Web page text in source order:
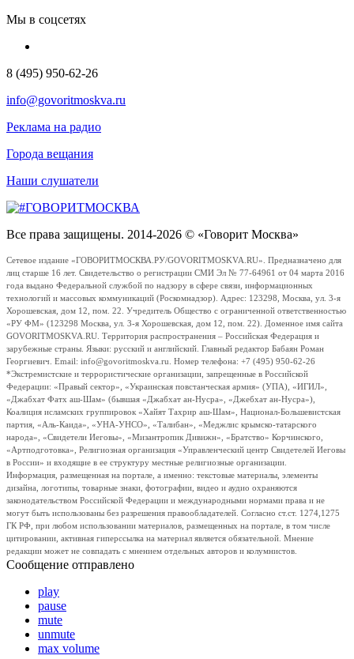
Мы в соцсетях
8 (495) 950-62-26
info@govoritmoskva.ru
Реклама на радио
Города вещания
Наши слушатели
Все права защищены. 2014-2026 © «Говорит Москва»
Сетевое издание «ГОВОРИТМОСКВА.РУ/GOVORITMOSKVA.RU». Предназначено для
лиц старше 16 лет. Свидетельство о регистрации СМИ Эл № 77-64961 от 04 марта 2016
года выдано Федеральной службой по надзору в сфере связи, информационных
технологий и массовых коммуникаций (Роскомнадзор). Адрес: 123298, Москва, ул. 3-я
Хорошевская, дом 12, пом. 22. Учредитель Общество с ограниченной ответственностью
«РУ ФМ» (123298 Москва, ул. 3-я Хорошевская, дом 12, пом. 22). Доменное имя сайта
GOVORITMOSKVA.RU. Территория распространения – Российская Федерация и
зарубежные страны. Языки: русский и английский. Главный редактор Бабаян Роман
Георгиевич. Email: info@govoritmoskva.ru. Номер телефона: +7 (495) 950-62-26
*Экстремистские и террористические организации, запрещенные в Российской
Федерации: «Правый сектор», «Украинская повстанческая армия» (УПА), «ИГИЛ»,
«Джабхат Фатх аш-Шам» (бывшая «Джабхат ан-Нусра», «Джебхат ан-Нусра»),
Коалиция исламских группировок «Хайят Тахрир аш-Шам», Национал-Большевистская
партия, «Аль-Каида», «УНА-УНСО», «Талибан», «Меджлис крымско-татарского
народа», «Свидетели Иеговы», «Мизантропик Дивижн», «Братство» Корчинского,
«Артподготовка», Религиозная организация «Управленческий центр Свидетелей Иеговы
в России» и входящие в ее структуру местные религиозные организации.
Информация, размещенная на портале, а именно: текстовые материалы, элементы
дизайна, логотипы, товарные знаки, фотографии, видео и аудио охраняются
законодательством Российской Федерации и международными нормами права и не
могут быть использованы без разрешения правообладателей. Согласно ст.ст. 1274,1275
ГК РФ, при любом использовании материалов, размещенных на портале, в том числе
цитировании, активная гиперссылка на материал является обязательной. Мнение
редакции может не совпадать с мнением отдельных авторов и колумнистов.
Сообщение отправлено
play
pause
mute
unmute
max volume